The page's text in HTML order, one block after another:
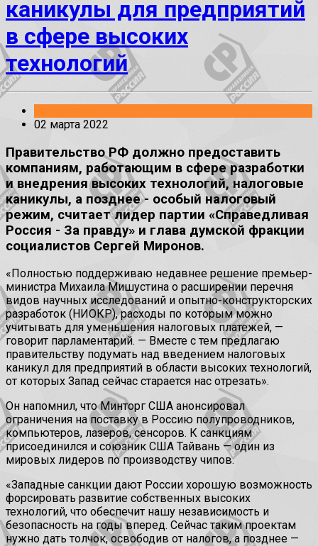
каникулы для предприятий
в сфере высоких
технологий
02 марта 2022
Правительство РФ должно предоставить
компаниям, работающим в сфере разработки
и внедрения высоких технологий, налоговые
каникулы, а позднее - особый налоговый
режим, считает лидер партии «Справедливая
Россия - За правду» и глава думской фракции
социалистов Сергей Миронов.
«Полностью поддерживаю недавнее решение премьер-
министра Михаила Мишустина о расширении перечня
видов научных исследований и опытно-конструкторских
разработок (НИОКР), расходы по которым можно
учитывать для уменьшения налоговых платежей, —
говорит парламентарий. — Вместе с тем предлагаю
правительству подумать над введением налоговых
каникул для предприятий в области высоких технологий,
от которых Запад сейчас старается нас отрезать».
Он напомнил, что Минторг США анонсировал
ограничения на поставку в Россию полупроводников,
компьютеров, лазеров, сенсоров. К санкциям
присоединился и союзник США Тайвань — один из
мировых лидеров по производству чипов.
«Западные санкции дают России хорошую возможность
форсировать развитие собственных высоких
технологий, что обеспечит нашу независимость и
безопасность на годы вперед. Сейчас таким проектам
нужно дать толчок, освободив от налогов, а позднее —